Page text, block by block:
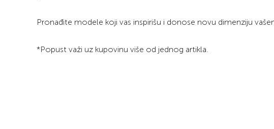
Pronađite modele koji vas inspirišu i donose novu dimenziju
*Popust važi uz kupovinu više od jednog artikla.